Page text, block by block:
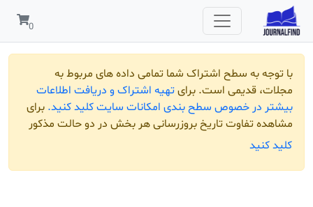
به سطح اشتراک شما تمامی داده های مربوط به
قدیمی است. برای تهیه اشتراک و دریافت اطلاعات
خصوص سطح بندی امکانات سایت کلید کنید.برای
تاریخ بروزرسانی هر بخش در دو حالت مذکور